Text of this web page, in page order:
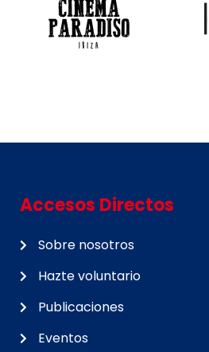
Accesos Directos
Sobre nosotros
Hazte voluntario
Publicaciones
Eventos